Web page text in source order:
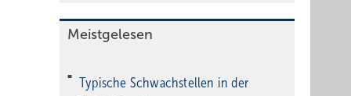
Meistgelesen
Typische Schwachstellen in der